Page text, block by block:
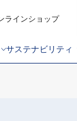
ラインショップ
サステナビリティ